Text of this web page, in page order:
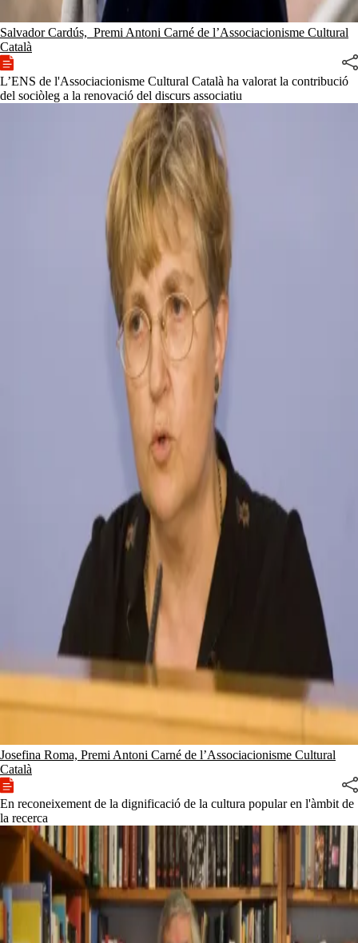
Salvador Cardús, Premi Antoni Carné de l’Associacionisme Cultural
Català
L’ENS de l'Associacionisme Cultural Català ha valorat la contribució
del sociòleg a la renovació del discurs associatiu
Josefina Roma, Premi Antoni Carné de l’Associacionisme Cultural
Català
En reconeixement de la dignificació de la cultura popular en l'àmbit de
la recerca